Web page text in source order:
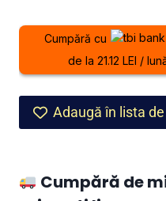
din
albe
Cumpără cu
de la 21.12 LEI /
Adaugă în lista
Cumpără de